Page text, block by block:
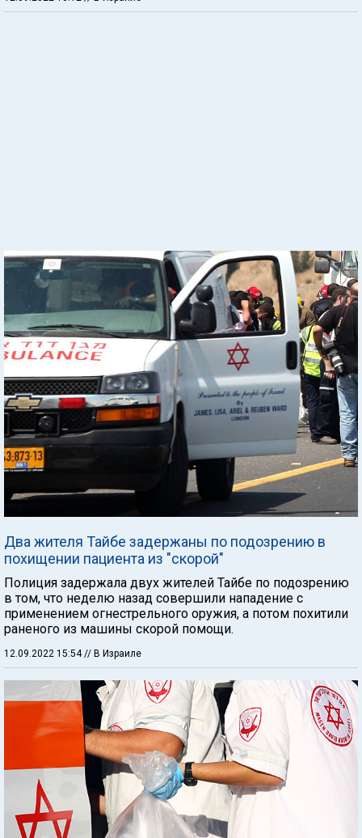
Два жителя Тайбе задержаны по подозрению в
похищении пациента из "скорой"
Полиция задержала двух жителей Тайбе по подозрению
в том, что неделю назад совершили нападение с
применением огнестрельного оружия, а потом похитили
раненого из машины скорой помощи.
12.09.2022 15:54 // В Израиле